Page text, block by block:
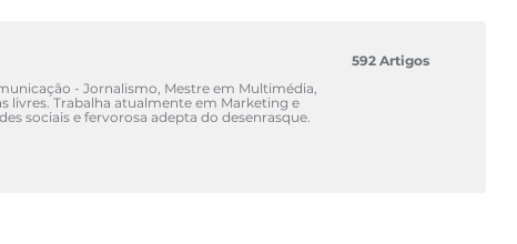
- Jornalismo, Mestre em Multimédia,
livres. Trabalha atualmente em Marketing e
sociais e fervorosa adepta do desenrasque.
592 Artigos